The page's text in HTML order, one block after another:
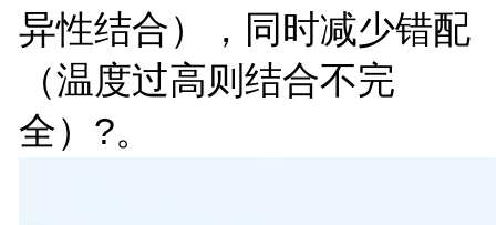
异性结合），同时减少错配
（温度过高则结合不完
全）?。